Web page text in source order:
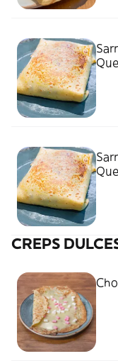
CREPS